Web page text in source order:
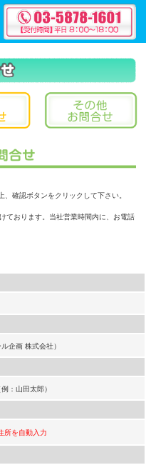
確認ボタンをクリックして下さい。
ております。当社営業時間内に、お電話
企画 株式会社）
例：山田太郎）
所を自動入力